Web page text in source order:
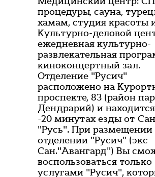
процедуры, сауна,
хамам, студия красоты
Культурно-деловой
ежедневная культурно-
развлекательная
киноконцертный зал.
Отделение "Русич"
расположено на
проспекте, 83 (район
Дендрарий) и
-20 минутах езды от
"Русь". При размещении
отделении "Русич" (экс
Сан."Авангард") Вы
воспользоваться только
услугами "Русич",